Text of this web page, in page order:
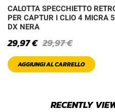
CALOTTA SPECCHIETTO
PER CAPTUR I CLIO 4 MICRA
DX NERA
29,97€
29,97€
AGGIUNGI AL CARRELLO
RECENTLY